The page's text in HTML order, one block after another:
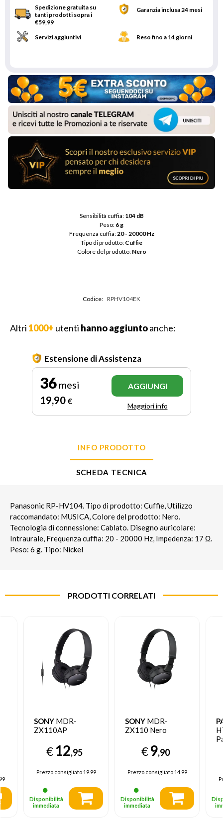
Spedizione gratuita su
tanti prodotti sopra i
€59,99
Garanzia inclusa 24 mesi
Servizi aggiuntivi Reso fino a 14 giorni
Sensibilità cuffia: 104 dB
Peso: 6 g
Frequenza cuffia: 20 - 20000 Hz
Tipo di prodotto: Cuffie
Colore del prodotto: Nero
Codice: RPHV104EK
Altri 1000+ utenti hanno aggiuntoanche:
Estensione di Assistenza
36 mesi
19,90 €
AGGIUNGI
Maggiori info
INFO PRODOTTO
SCHEDA TECNICA
Panasonic RP-HV104. Tipo di prodotto: Cuffie, Utilizzo
raccomandato: MUSICA, Colore del prodotto: Nero.
Tecnologia di connessione: Cablato. Disegno auricolare:
Intraurale, Frequenza cuffia: 20 - 20000 Hz, Impedenza: 17 Ω.
Peso: 6 g. Tipo: Nickel
PRODOTTI CORRELATI
SONY MDR-
ZX110AP
€12,95
Prezzo consigliato19.99
Disponibilità
immediata
SONY MDR-
ZX110 Nero
€9,90
Prezzo consigliato14.99
Disponibilità
immediata